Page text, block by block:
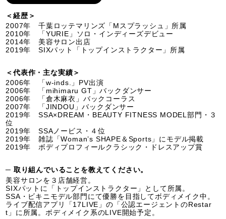
＜経歴＞
2007年 千葉ロッテマリンズ「Mスプラッシュ」所属
2010年 「YURIE」ソロ・インディーズデビュー
2014年 美容サロン出店
2019年 SIXパット「トップインストラクター」所属
＜代表作・主な実績＞
2006年 「w-inds.」PV出演
2006年 「mihimaru GT」バックダンサー
2006年 「倉木麻衣」バックコーラス
2007年 「JINDOU」バックダンサー
2019年 SSA×DREAM・BEAUTY FITNESS MODEL部門・３
位
2019年 SSAノービス・４位
2019年 雑誌「Woman’s SHAPE＆Sports」にモデル掲載
2019年 ボディプロフィールクラシック・ドレスアップ賞
─ 取り組んでいることを教えてください。
美容サロンを３店舗経営。
SIXパットに「トップインストラクター」として所属。
SSA・ビキニモデル部門にて優勝を目指してボディメイク中。
ライブ配信アプリ「17LIVE」の「公認エージェントのRestar
t」に所属。ボディメイク系のLIVE開始予定。